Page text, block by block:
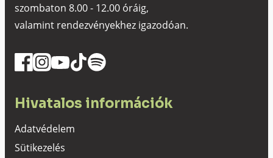
szombaton 8.00 - 12.00 óráig,
valamint rendezvényekhez igazodóan.
Hivatalos információk
Adatvédelem
Sütikezelés